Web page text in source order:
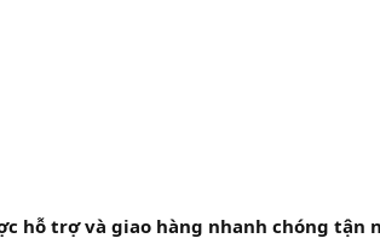
hỗ trợ và giao hàng nhanh chóng tận